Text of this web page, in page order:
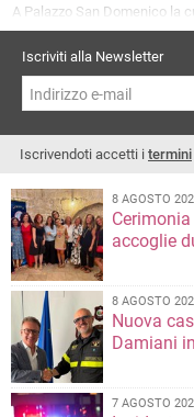
A Palazzo San Domenico la
incontra le generazioni
Iscriviti alla Newsletter
Iscrivendoti accetti i termini
8 AGOSTO
accoglie
8 AGOSTO
Nuova
Damiani
7 AGOSTO